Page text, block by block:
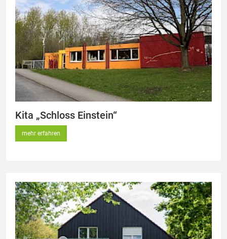
Kita „Schloss Einstein“
mehr erfahren